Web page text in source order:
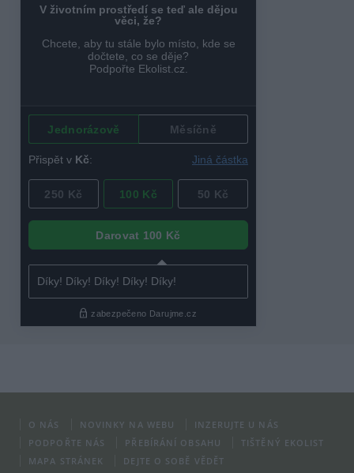
O NÁS NOVINKY NA WEBU
INZERUJTE U NÁS
PODPOŘTE NÁS
PŘEBÍRÁNÍ OBSAHU
TIŠTĚNÝ EKOLIST
MAPA STRÁNEK
DEJTE O SOBĚ VĚDĚT